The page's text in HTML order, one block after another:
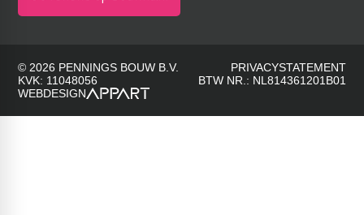
© 2026 PENNINGS BOUW B.V.
PRIVACYSTATEMENT
KVK: 11048056
BTW NR.: NL814361201B01
WEBDESIGN